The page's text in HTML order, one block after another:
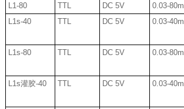
L1-80
TTL DC 5V 0.03-80m
L1s-40
TTL DC 5V 0.03-40m
L1s-80 TTL DC 5V 0.03-80m
L1s灌胶-40 TTL DC 5V 0.03-40m